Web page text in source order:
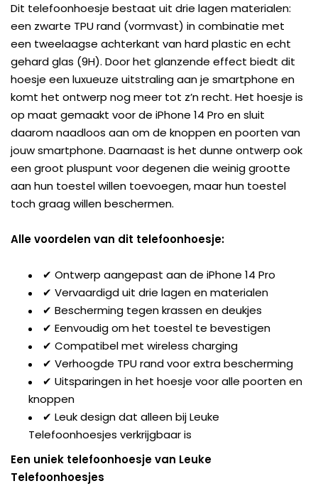
Dit telefoonhoesje bestaat uit drie lagen materialen:
een zwarte TPU rand (vormvast) in combinatie met
een tweelaagse achterkant van hard plastic en echt
gehard glas (9H). Door het glanzende effect biedt dit
hoesje een luxueuze uitstraling aan je smartphone en
komt het ontwerp nog meer tot z’n recht. Het hoesje is
op maat gemaakt voor de iPhone 14 Pro en sluit
daarom naadloos aan om de knoppen en poorten van
jouw smartphone. Daarnaast is het dunne ontwerp ook
een groot pluspunt voor degenen die weinig grootte
aan hun toestel willen toevoegen, maar hun toestel
toch graag willen beschermen.
Alle voordelen van dit telefoonhoesje:
✔ Ontwerp aangepast aan de iPhone 14 Pro
✔ Vervaardigd uit drie lagen en materialen
✔ Bescherming tegen krassen en deukjes
✔ Eenvoudig om het toestel te bevestigen
✔ Compatibel met wireless charging
✔ Verhoogde TPU rand voor extra bescherming
✔ Uitsparingen in het hoesje voor alle poorten en
knoppen
✔ Leuk design dat alleen bij Leuke
Telefoonhoesjes verkrijgbaar is
Een uniek telefoonhoesje van Leuke
Telefoonhoesjes